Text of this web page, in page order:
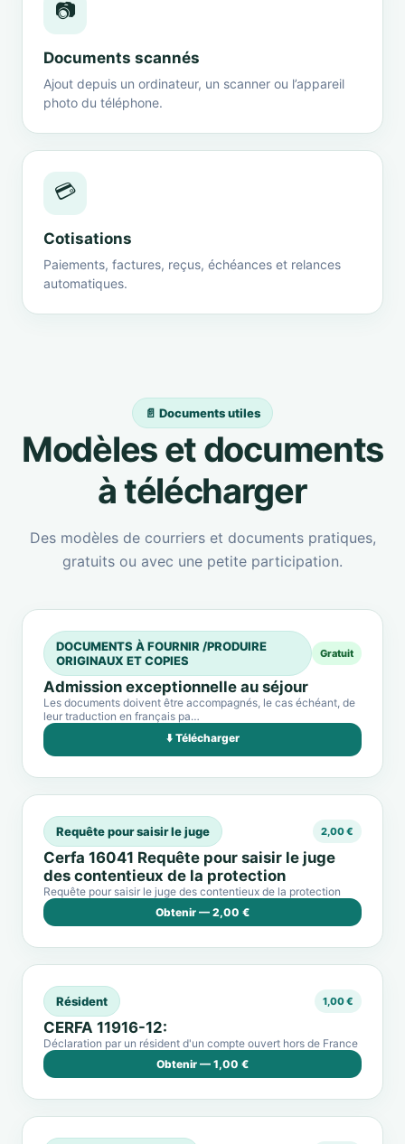
📷
Documents scannés
Ajout depuis un ordinateur, un scanner ou l’appareil
photo du téléphone.
💳
Cotisations
Paiements, factures, reçus, échéances et relances
automatiques.
📄 Documents utiles
Modèles et documents
à télécharger
Des modèles de courriers et documents pratiques,
gratuits ou avec une petite participation.
DOCUMENTS À FOURNIR /PRODUIRE
ORIGINAUX ET COPIES
Gratuit
Admission exceptionnelle au séjour
Les documents doivent être accompagnés, le cas échéant, de
leur traduction en français pa…
⬇️ Télécharger
Requête pour saisir le juge 2,00 €
Cerfa 16041 Requête pour saisir le juge
des contentieux de la protection
Requête pour saisir le juge des contentieux de la protection
Obtenir — 2,00 €
Résident 1,00 €
CERFA 11916-12:
Déclaration par un résident d'un compte ouvert hors de France
Obtenir — 1,00 €